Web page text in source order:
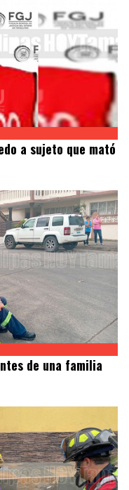
a sujeto que mató
de una familia